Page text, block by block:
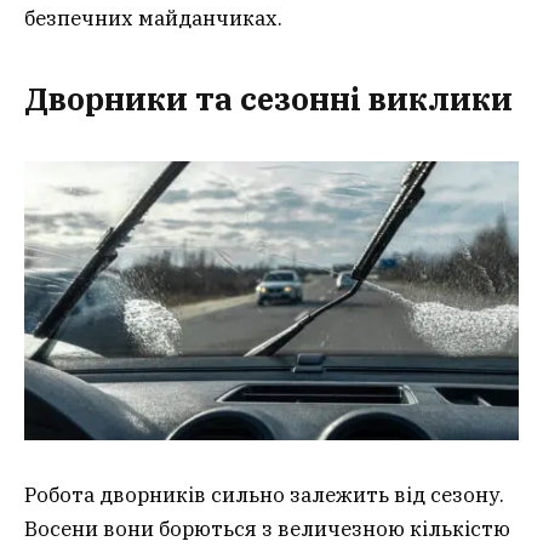
безпечних майданчиках.
Дворники та сезонні виклики
Робота дворників сильно залежить від сезону.
Восени вони борються з величезною кількістю